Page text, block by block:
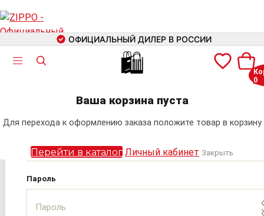
0
ОФИЦИАЛЬНЫЙ ДИЛЕР В РОССИИ
🛍
Ваша корзина пуста
Для перехода к оформлению заказа положите товар в корзину
Перейти в каталог Личный кабинет Закрыть
Пароль